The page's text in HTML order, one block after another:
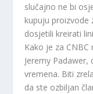
slučajno ne bi
kupuju proizvode
dosjetili kreirati
Kako je za CNBC
Jeremy
vremena. Biti
da ste ozbiljan